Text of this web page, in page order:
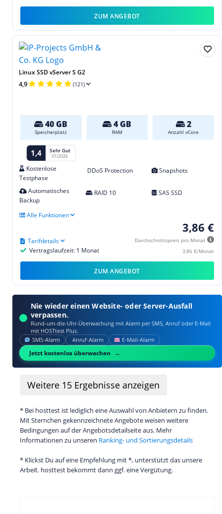
ZUM ANGEBOT
Linux SSD vServer S G2
4,9 (121)
40 GB
Speicherplatz
4 GB
RAM
2
Anzahl vCore
1,4 Sehr Gut
01/2026
Kostenlose
Testphase
DDoS Protection Snapshots
Automatisches
Backup
RAID 10 SAS SSD
Alle Funktionen
3,86 €
Durchschnittspreis pro Monat
3,86 €/Monat
Vertragslaufzeit: 1 Monat
Tarifdetails
ZUM ANGEBOT
Nie wieder einen Website- oder Server-Ausfall
verpassen.
Rund-um-die-Uhr-Überwachung mit Alarm per SMS, Anruf oder E‑Mail
mit HOSTtest Plus.
SMS‑Alarm Anruf‑Alarm E‑Mail‑Alarm
Jetzt kostenlos überwachen
Weitere 15 Ergebnisse anzeigen
* Bei hosttest ist lediglich eine Auswahl von Anbietern zu finden.
Mit Sternchen gekennzeichnete Angebote weisen weitere
Bedingungen auf der Angebotsdetailseite aus. Mehr
Informationen zu unseren Ranking- und Sortierungsdetails
* Klickst Du auf eine Empfehlung mit *, unterstützt das unsere
Arbeit. hosttest bekommt dann ggf. eine Vergütung.